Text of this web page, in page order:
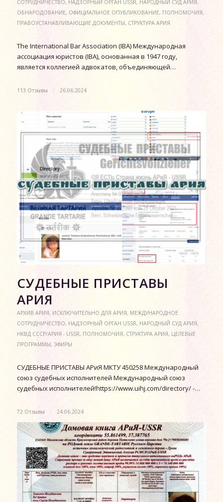
СОТРУДНИЧЕСТВО,НАДЗОРНЫЙ ОРГАН USSR,НАРОДНЫЙ СУД АРИЯ,
ОБНАРОДОВАНИЕ,ОФИЦИАЛЬНОЕ ОПУБЛИКОВАНИЕ,ПОЛНОМОЧИЯ,
ПРАВОУСТАНАВЛИВАЮЩИЕ ДОКУМЕНТЫ,СТРУКТУРА АРИЯ
The International Bar Association (IBA) Международная
ассоциация юристов (IBA), основанная в 1947 году,
является коллегией адвокатов, объединяющей…
113 Отзывы / 26.06.2024
СУДЕБНЫЕ ПРИСТАВЫ
АРИЯ
АРХИВ АРИЯ,ИСКЛЮЧИТЕЛЬНО ДЛЯ АРИЯ,МЕЖДУНАРОДНОЕ
СОТРУДНИЧЕСТВО,НАДЗОРНЫЙ ОРГАН USSR,НАРОДНЫЙ СУД АРИЯ,
НКВД СССР/АРИЯ - USSR,ПОЛНОМОЧИЯ,СТРУКТУРА АРИЯ,ЦЕЛЕВЫЕ
ПРОГРАММЫ,ЭФИРЫ
СУДЕБНЫЕ ПРИСТАВЫ АРиЯ МКТУ 450258 Международный
союз судебных исполнителей Международный союз
судебных исполнителей!https://www.uihj.com/directory/ -…
72 Отзывы / 24.06.2024